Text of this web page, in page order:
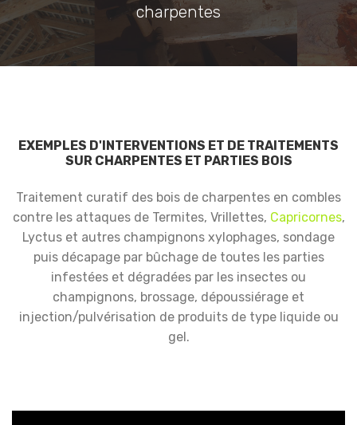
charpentes
EXEMPLES D'INTERVENTIONS ET DE TRAITEMENTS
SUR CHARPENTES ET PARTIES BOIS
Traitement curatif des bois de charpentes en combles
contre les attaques de Termites, Vrillettes, Capricornes,
Lyctus et autres champignons xylophages, sondage
puis décapage par bûchage de toutes les parties
infestées et dégradées par les insectes ou
champignons, brossage, dépoussiérage et
injection/pulvérisation de produits de type liquide ou
gel.